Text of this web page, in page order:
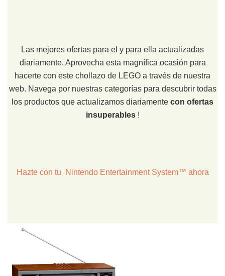
Las mejores ofertas para el y para ella actualizadas
diariamente. Aprovecha esta magnífica ocasión para
hacerte con este chollazo de LEGO a través de nuestra
web. Navega por nuestras categorías para descubrir todas
los productos que actualizamos diariamente con ofertas
insuperables!
Hazte con tu Nintendo Entertainment System™ ahora